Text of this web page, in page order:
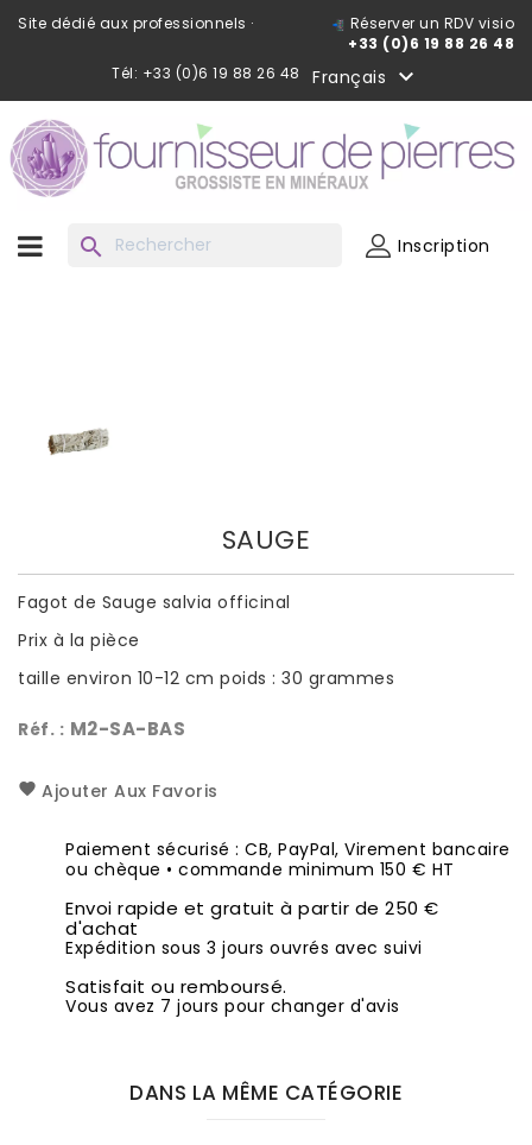
Site dédié aux professionnels ·
Réserver un RDV visio
+33 (0)6 19 88 26 48
Tél: +33 (0)6 19 88 26 48
Français 
search Inscription
SAUGE
Fagot de Sauge salvia officinal
Prix à la pièce
taille environ 10-12 cm poids : 30 grammes
Réf. : M2-SA-BAS
Ajouter Aux Favoris
Paiement sécurisé : CB, PayPal, Virement bancaire
ou chèque • commande minimum 150 € HT
Envoi rapide et gratuit à partir de 250 €
d'achat
Expédition sous 3 jours ouvrés avec suivi
Satisfait ou remboursé.
Vous avez 7 jours pour changer d'avis
DANS LA MÊME CATÉGORIE